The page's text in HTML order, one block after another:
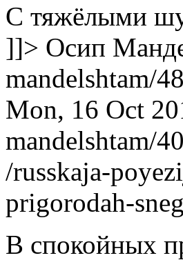
С тяжёлыми
]]> Осип
mandelshtam/
Mon, 16 Oct
mandelshtam/
/russkaja-
prigorodah-
В спокойных